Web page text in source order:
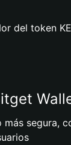
del token
segura,